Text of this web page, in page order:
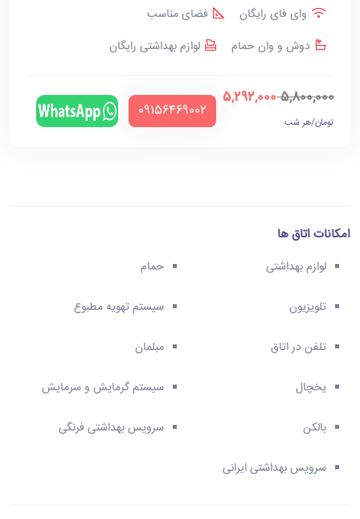
وای فای رایگان
فضای مناسب
دوش و وان حمام
لوازم بهداشتی رایگان
5,800,000
5,292,000
تومان/هر شب
‪09156469002‬
امکانات اتاق ها
لوازم بهداشتی حمام
تلویزیون سیستم تهویه مطبوع
تلفن در اتاق مبلمان
یخچال سیستم گرمایش و سرمایش
بالکن سرویس بهداشتی فرنگی
سرویس بهداشتی ایرانی